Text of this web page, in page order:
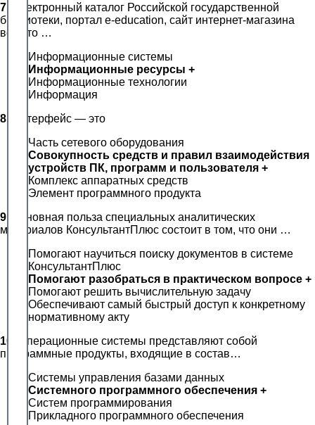
7.
Электронный каталог Российской государственной
библиотеки, портал e-education, сайт интернет-магазина
все это …
Информационные системы
Информационные ресурсы +
Информационные технологии
Информация
8.
Интерфейс — это
Часть сетевого оборудования
Совокупность средств и правил взаимодействия
устройств ПК, программ и пользователя +
Комплекс аппаратных средств
Элемент программного продукта
9.
Основная польза специальных аналитических
материалов КонсультантПлюс состоит в том, что они …
Помогают научиться поиску документов в системе
КонсультантПлюс
Помогают разобраться в практическом вопросе +
Помогают решить вычислительную задачу
Обеспечивают самый быстрый доступ к конкретному
нормативному акту
10.
Операционные системы представляют собой
программные продукты, входящие в состав…
Системы управления базами данных
Системного программного обеспечения +
Систем программирования
Прикладного программного обеспечения